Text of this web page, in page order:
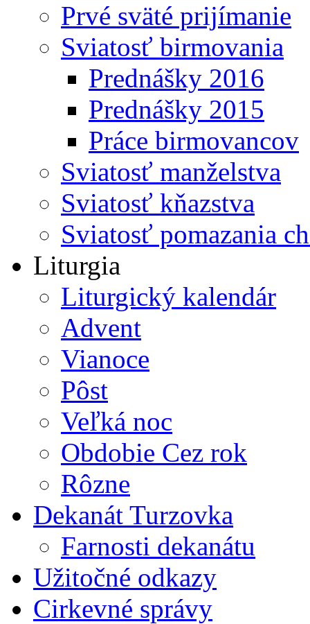
Prvé sväté prijímanie
Sviatosť birmovania
Prednášky 2016
Prednášky 2015
Práce birmovancov
Sviatosť manželstva
Sviatosť kňazstva
Sviatosť pomazania
Liturgia
Liturgický kalendár
Advent
Vianoce
Pôst
Veľká noc
Obdobie Cez rok
Rôzne
Dekanát Turzovka
Farnosti dekanátu
Užitočné odkazy
Cirkevné správy